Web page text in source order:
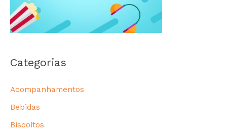
Categorias
Acompanhamentos
Bebidas
Biscoitos